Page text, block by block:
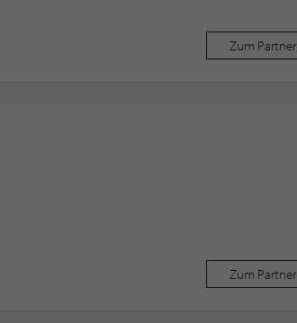
Zum Partner
Zum Partner